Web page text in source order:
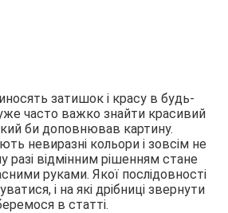
затишок і красу в будь-
часто важко знайти красивий
би доповнював картину.
невиразні кольори і зовсім не
разі відмінним рішенням стане
руками. Якої послідовності
і на які дрібниці звернути
в статті.